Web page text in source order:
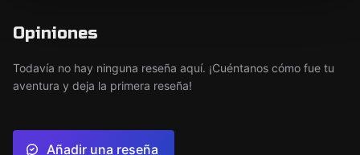
Opiniones
Todavía no hay ninguna reseña aquí. ¡Cuéntanos cómo fue tu
aventura y deja la primera reseña!
Añadir una reseña